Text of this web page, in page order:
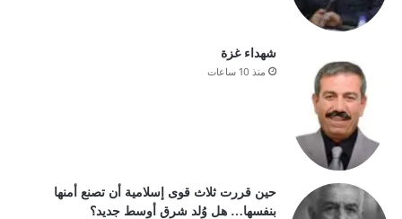
شهداء غزة
منذ 10 ساعات
حين قررت ثلاث قوى إسلامية أن تصنع أمنها
بنفسها… هل وُلد شرق أوسط جديد؟